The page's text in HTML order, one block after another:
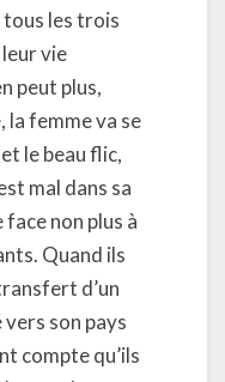
les trois
vie
peut plus,
la femme va se
le beau flic,
mal dans sa
face non plus à
Quand ils
d’un
son pays
compte qu’ils